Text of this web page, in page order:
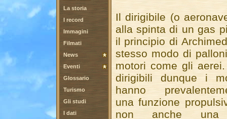
La storia
I record
Immagini
Filmati
News
Eventi
Glossario
Turismo
Gli studi
I dati
Il dirigibile (o
alla spinta di un gas
il principio di
stesso modo di
motori come gli
dirigibili dunque i
hanno
una funzione
non anche